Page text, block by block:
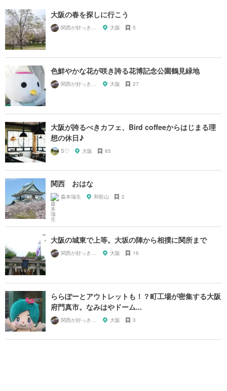
大阪の春を探しに行こう
関西が好っきゃねん 大阪 5
色鮮やかな花が咲き誇る花博記念公園鶴見緑地
関西が好っきゃねん 大阪 27
大阪が誇るべきカフェ、Bird coffeeからはじまる理
想の休日♪
S♡ 大阪 65
関西 おはな
森本瑞生 和歌山 2
大阪の城東で上等。大坂の陣から相撲に関所まで
関西が好っきゃねん 大阪 16
ららぽーとアウトレットも！？町工場が密集する大阪
府門真市。なみはやドーム...
関西が好っきゃねん 大阪 3